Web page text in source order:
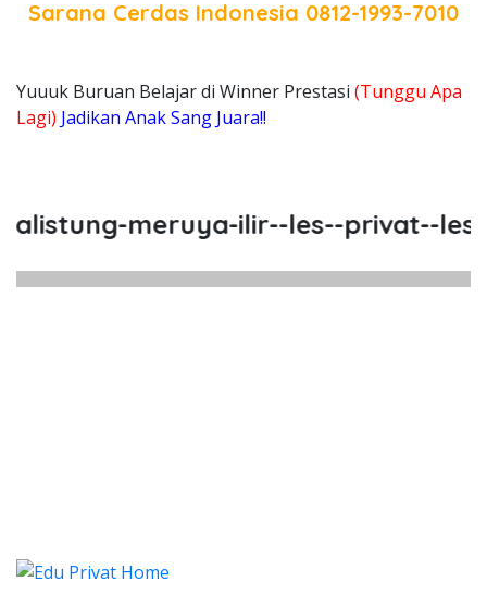
Sarana Cerdas Indonesia 0812-1993-7010
Yuuuk Buruan Belajar di Winner Prestasi (Tunggu Apa
Lagi) Jadikan Anak Sang Juara!!
meruya-ilir--les--privat--les-